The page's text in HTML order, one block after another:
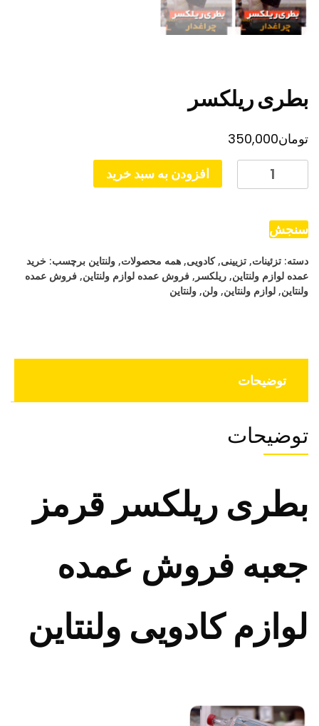
بطری ریلکسر
تومان350,000
ریلکسر
افزودن به سبد خرید
سنجش
دسته: تزئینات, تزیینی,کادویی, همه محصولات, ولنتاین برچسب: خرید
عمده لوازم ولنتاین, ریلکسر , فروش عمده لوازم ولنتاین, فروش عمده
ولنتاین, لوازم ولنتاین, ولن, ولنتاین
توضیحات
توضیحات
بطری ریلکسر قرمز
جعبه فروش عمده
لوازم کادویی ولنتاین